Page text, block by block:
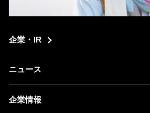
企業・IR
ニュース
ニュース トップ
企業情報